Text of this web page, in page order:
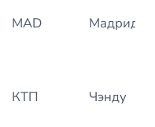
MAD Мадрид
КТП Чэнду